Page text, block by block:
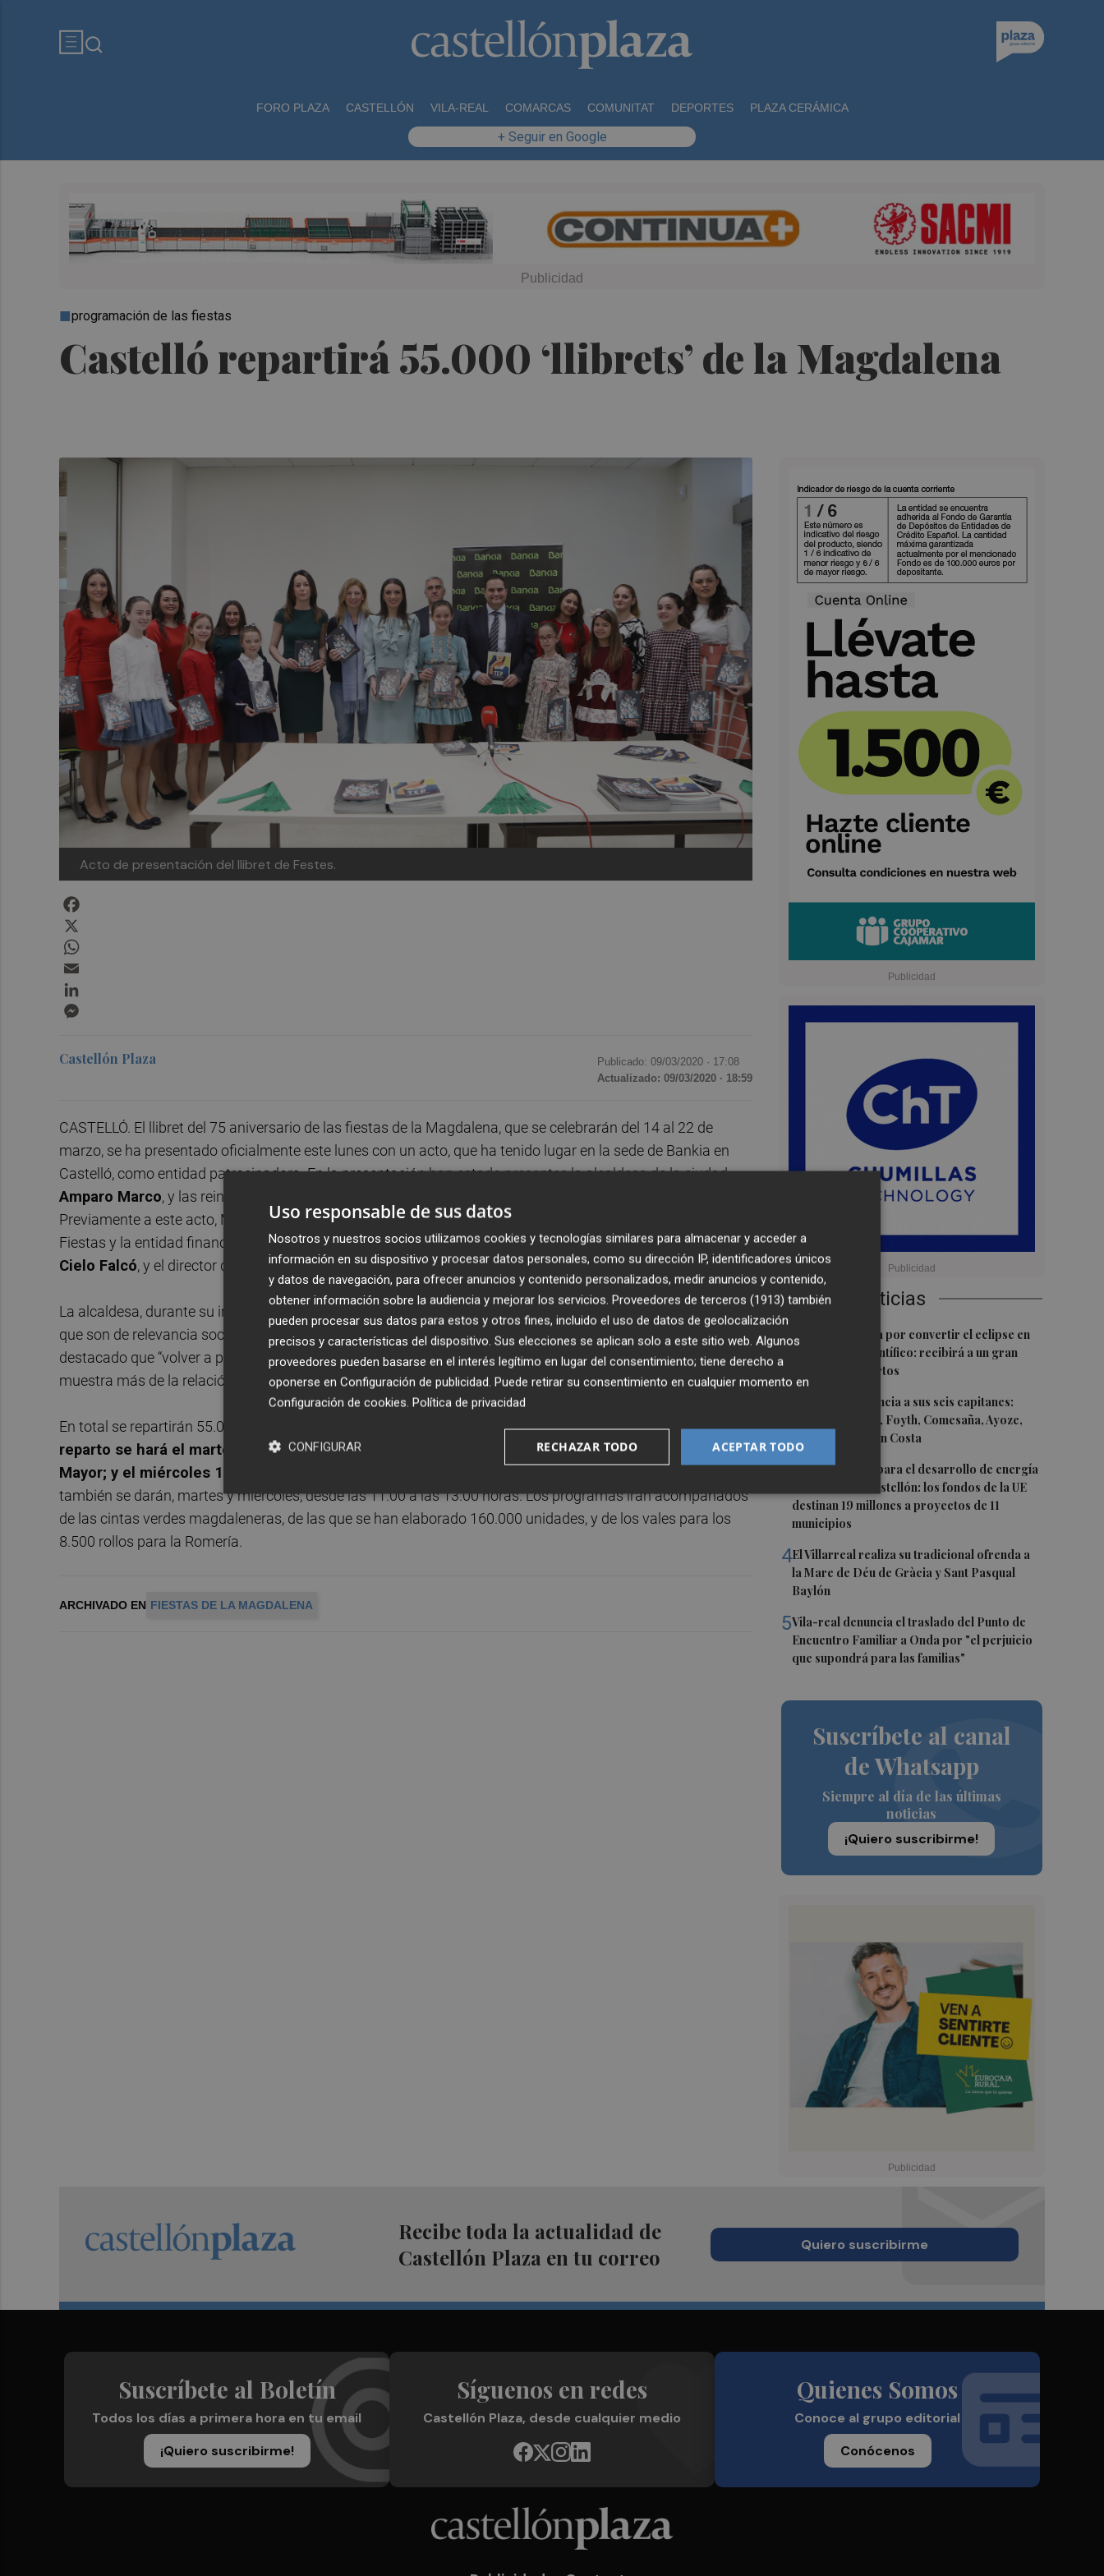
FORO PLAZA CASTELLÓN VILA-REAL COMARCAS COMUNITAT DEPORTES PLAZA CERÁMICA
+ Seguir en Google
Castelló repartirá 55.000 ‘llibrets’ de la Magdalena
programación de las fiestas
Acto de presentación del llibret de Festes.
Últimas Noticias
1Castelló apuesta por convertir el eclipse en
un referente científico: recibirá a un gran
equipo de expertos
El Villarreal anuncia a sus seis capitanes:
Gerard Moreno, Foyth, Comesaña, Ayoze,
Cardona y Logan Costa
3Otra inyección para el desarrollo de energía
renovable en Castellón: los fondos de la UE
destinan 19 millones a proyectos de 11
municipios
4El Villarreal realiza su tradicional ofrenda a
la Mare de Déu de Gràcia y Sant Pasqual
Baylón
5Vila-real denuncia el traslado del Punto de
Encuentro Familiar a Onda por "el perjuicio
que supondrá para las familias"
Suscríbete al canal
de Whatsapp
Siempre al día de las últimas
noticias
¡Quiero suscribirme!
Castellón Plaza Publicado: 09/03/2020 · 17:08
Actualizado: 09/03/2020 · 18:59
CASTELLÓ. El llibret del 75 aniversario de las fiestas de la Magdalena, que se celebrarán del 14 al 22 de
marzo, se ha presentado oficialmente este lunes con un acto, que ha tenido lugar en la sede de Bankia en
Castelló, como entidad patrocinadora. En la presentación han estado presentes la alcaldesa de la ciudad,
Amparo Marco, y las reinas,
Previamente a este acto, Marco ha firmado el convenio de colaboración entre el Patronato Municipal de
Fiestas y la entidad financiera, que han rubricado por parte de Bankia, la directora de zona de Castelló Norte,
Cielo Falcó, y el director de zona de Castelló Sur,Vicente Miralles .
La alcaldesa, durante su intervención, ha agradecido el apoyo de Bankia “a unas fiestas de la Magdalena
que son de relevancia social, cultural y turística”. Por su parte, el director de zona de Castelló Sur ha
destacado que “volver a patrocinar este acto de gran importancia para todos los castellonenses es una
muestra más de la relación, compromiso y confianza de Bankia con Castelló”.
En total se repartirán 55.000 unidades del programa de fiestas y otras 25.000 del formato de bolsillo.El
reparto se hará el martes 10 de 11.00 a 13.00 horas y de 18.00 horas a 20.00 horas en la plaza
Mayor; y el miércoles 11 de 11.00 a 13.00 horas en la plaza Mayor
también se darán, martes y miércoles, desde las 11.00 a las 13.00 horas. Los programas irán acompañados
de las cintas verdes magdaleneras, de las que se han elaborado 160.000 unidades, y de los vales para los
8.500 rollos para la Romería.
ARCHIVADO EN FIESTAS DE LA MAGDALENA
Recibe toda la actualidad de
Castellón Plaza en tu correo
Quiero suscribirme
Suscríbete al Boletín
Todos los días a primera hora en tu email
¡Quiero suscribirme!
Síguenos en redes
Castellón Plaza, desde cualquier medio
Quienes Somos
Conoce al grupo editorial
Conócenos
Uso responsable de sus datos
Nosotros y nuestros socios utilizamos cookies y tecnologías similares para almacenar y acceder a
información en su dispositivo y procesar datos personales, como su dirección IP, identificadores únicos
y datos de navegación, para ofrecer anuncios y contenido personalizados, medir anuncios y contenido,
obtener información sobre la audiencia y mejorar los servicios. Proveedores de terceros (1913) también
pueden procesar sus datos para estos y otros fines, incluido el uso de datos de geolocalización
precisos y características del dispositivo. Sus elecciones se aplican solo a este sitio web. Algunos
proveedores pueden basarse en el interés legítimo en lugar del consentimiento; tiene derecho a
oponerse en Configuración de publicidad. Puede retirar su consentimiento en cualquier momento en
Configuración de cookies. Política de privacidad
ACEPTAR TODO
RECHAZAR TODO
CONFIGURAR